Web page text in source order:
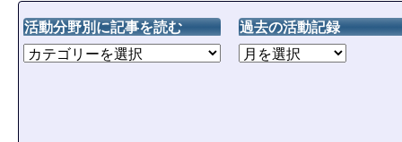
活動分野別に記事を読む 過去の活動記録